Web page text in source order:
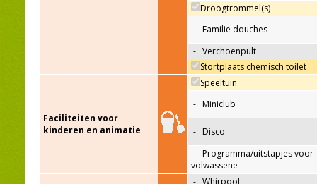
Droogtrommel(s)
- Familie douches
- Verchoenpult
Stortplaats chemisch toilet
Faciliteiten voor
kinderen en animatie
Speeltuin
- Miniclub
- Disco
- Programma/uitstapjes voor
volwassene